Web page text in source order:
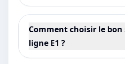
Comment choisir le bon
ligne E1 ?